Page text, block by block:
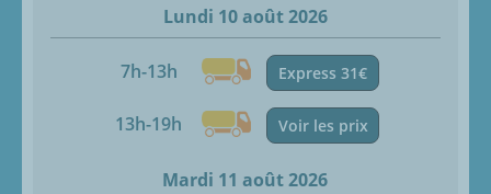
Lundi 10 août 2026
7h-13h Express 31€
13h-19h Voir les prix
Mardi 11 août 2026